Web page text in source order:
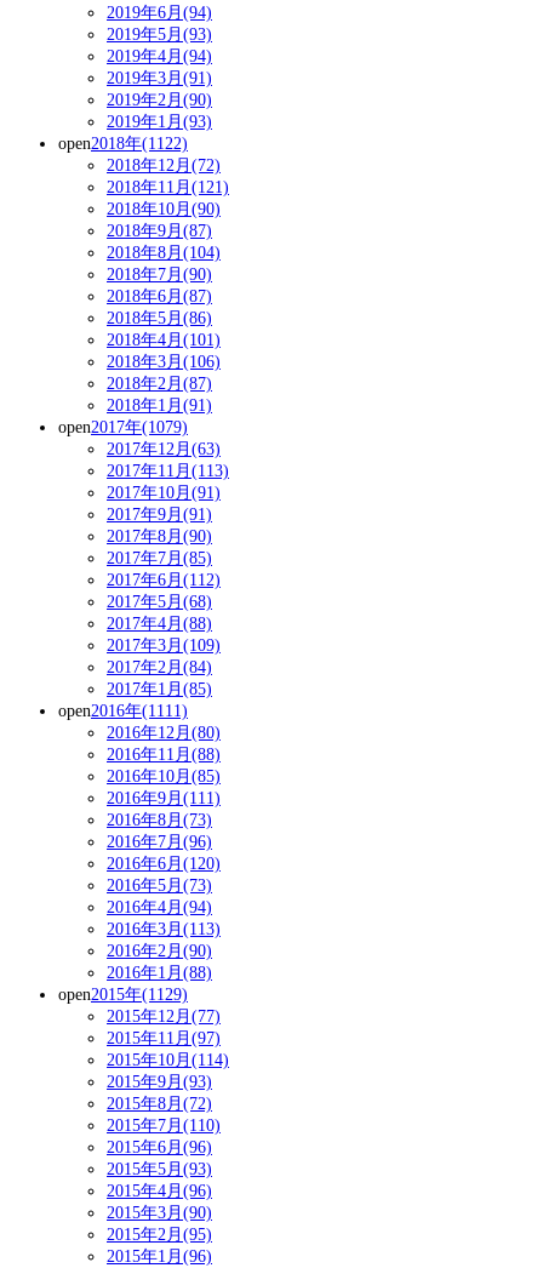
2019年6月(94)
2019年5月(93)
2019年4月(94)
2019年3月(91)
2019年2月(90)
2019年1月(93)
open2018年(1122)
2018年12月(72)
2018年11月(121)
2018年10月(90)
2018年9月(87)
2018年8月(104)
2018年7月(90)
2018年6月(87)
2018年5月(86)
2018年4月(101)
2018年3月(106)
2018年2月(87)
2018年1月(91)
open2017年(1079)
2017年12月(63)
2017年11月(113)
2017年10月(91)
2017年9月(91)
2017年8月(90)
2017年7月(85)
2017年6月(112)
2017年5月(68)
2017年4月(88)
2017年3月(109)
2017年2月(84)
2017年1月(85)
open2016年(1111)
2016年12月(80)
2016年11月(88)
2016年10月(85)
2016年9月(111)
2016年8月(73)
2016年7月(96)
2016年6月(120)
2016年5月(73)
2016年4月(94)
2016年3月(113)
2016年2月(90)
2016年1月(88)
open2015年(1129)
2015年12月(77)
2015年11月(97)
2015年10月(114)
2015年9月(93)
2015年8月(72)
2015年7月(110)
2015年6月(96)
2015年5月(93)
2015年4月(96)
2015年3月(90)
2015年2月(95)
2015年1月(96)